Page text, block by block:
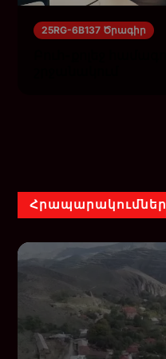
25RG-6B137 Ծրագիր
Հրապարակումներ